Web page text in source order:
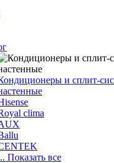
и сплит-
clima
Показать все